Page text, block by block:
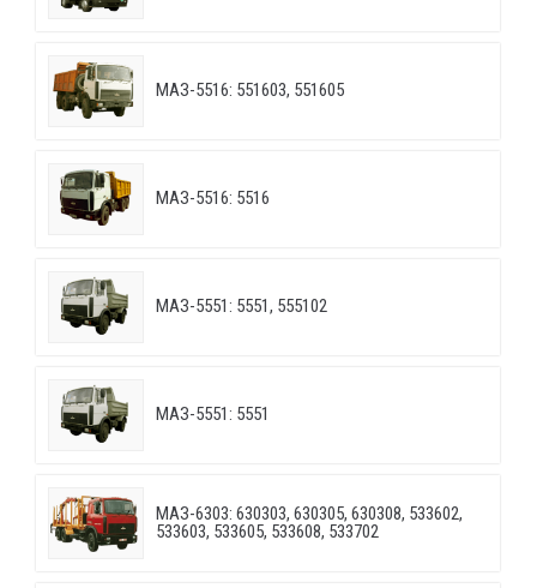
МАЗ-5516: 551603, 551605
МАЗ-5516: 5516
МАЗ-5551: 5551, 555102
МАЗ-5551: 5551
МАЗ-6303: 630303, 630305, 630308, 533602,
533603, 533605, 533608, 533702